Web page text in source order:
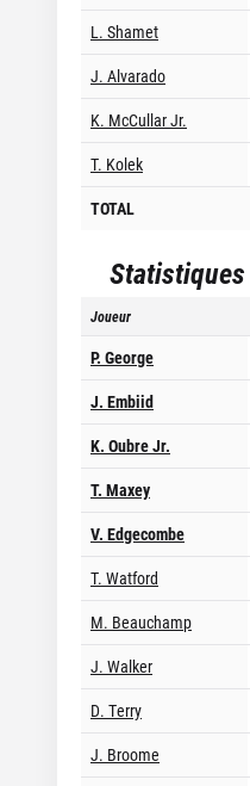
L. Shamet
J. Alvarado
K. McCullar Jr.
T. Kolek
TOTAL
Statistiques
Joueur
P. George
J. Embiid
K. Oubre Jr.
T. Maxey
V. Edgecombe
T. Watford
M. Beauchamp
J. Walker
D. Terry
J. Broome